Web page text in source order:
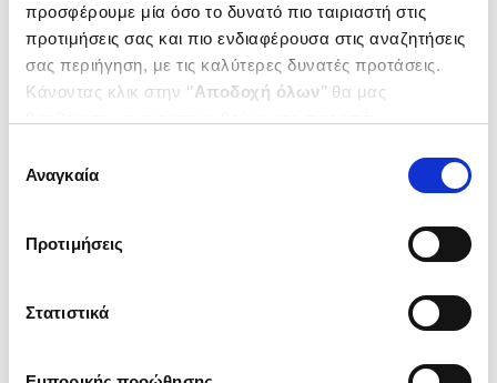
προσφέρουμε μία όσο το δυνατό πιο ταιριαστή στις
προτιμήσεις σας και πιο ενδιαφέρουσα στις αναζητήσεις
σας περιήγηση, με τις καλύτερες δυνατές προτάσεις.
Κάνοντας κλικ στην ‘’Αποδοχή όλων’’ θα μας
ενδιαφέρουν και να επιλέξετε από τα παρακάτω με την
΄΄και να ενημερωθείτε σχετικά με
συγκατάθεσης
Αναγκαία
Προτιμήσεις
Στατιστικά